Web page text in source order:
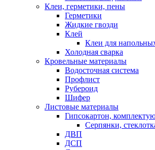
Клеи, герметики, пены
Герметики
Жидкие гвозди
Клей
Клеи для
Холодная сварка
Кровельные материалы
Водосточная система
Профлист
Рубероид
Шифер
Листовые материалы
Гипсокартон,
Серпянки,
ДВП
ДСП